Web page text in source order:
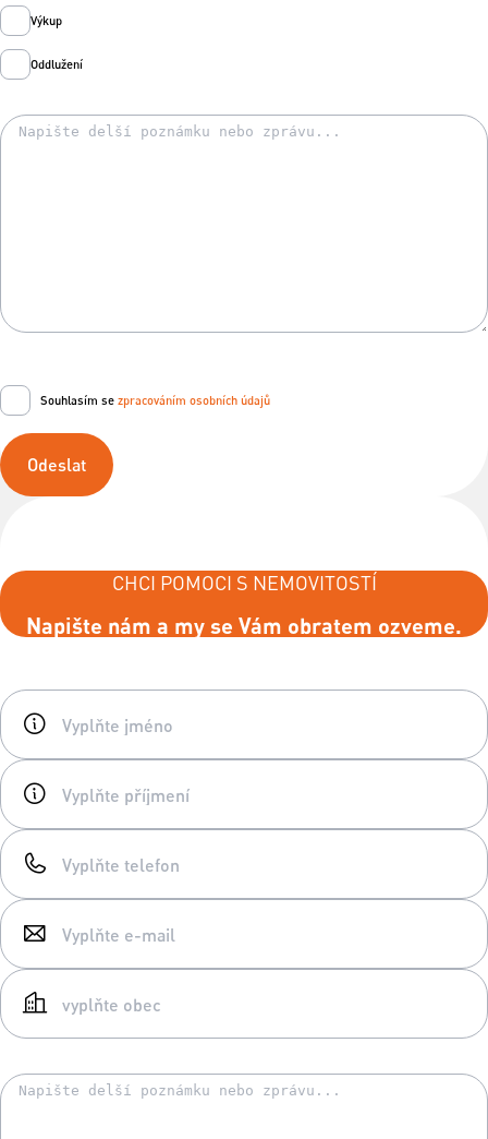
Výkup
Oddlužení
Souhlasím se zpracováním osobních údajů
Odeslat
CHCI POMOCI S NEMOVITOSTÍ
Napište nám a my se Vám obratem ozveme.